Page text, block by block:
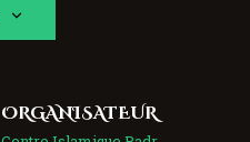
ORGANISATEUR